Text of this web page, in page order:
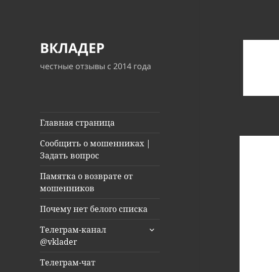
ВКЛАДЕР
честные отзывы с 2014 года
Главная страница
Сообщить о мошенниках |
Задать вопрос
Памятка о возврате от
мошенников
Почему нет белого списка
Телеграм-канал
@vklader
раскрыть
Телеграм-чат